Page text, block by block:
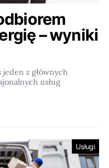
– wyniki
z głównych
usług
Usługi